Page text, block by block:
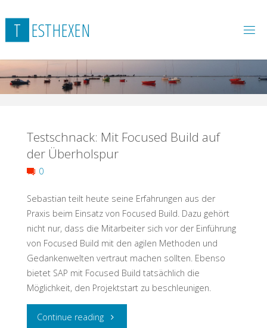
to
content
T ESTHEXEN
Testschnack: Mit Focused Build auf
der Überholspur
0
Sebastian teilt heute seine Erfahrungen aus der
Praxis beim Einsatz von Focused Build. Dazu gehört
nicht nur, dass die Mitarbeiter sich vor der Einführung
von Focused Build mit den agilen Methoden und
Gedankenwelten vertraut machen sollten. Ebenso
bietet SAP mit Focused Build tatsächlich die
Möglichkeit, den Projektstart zu beschleunigen.
Continue reading"Testschnack: